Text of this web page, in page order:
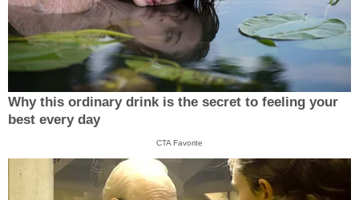
Why this ordinary drink is the secret to feeling your
best every day
CTA Favorite